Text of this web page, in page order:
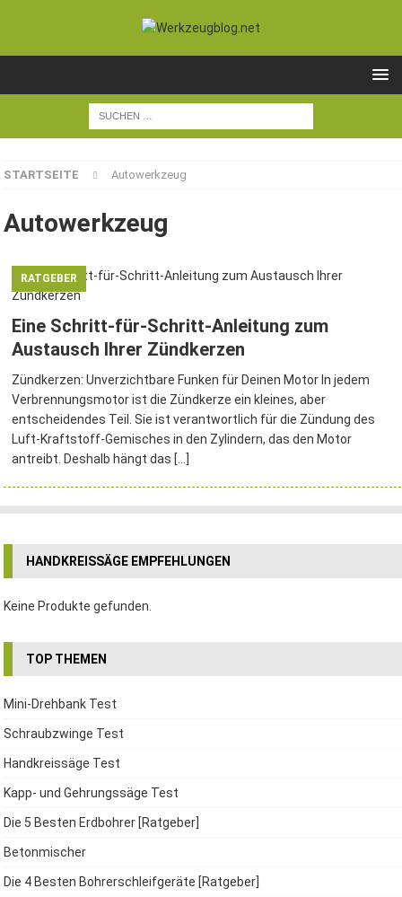
STARTSEITE Autowerkzeug
Autowerkzeug
RATGEBER
Eine Schritt-für-Schritt-Anleitung zum
Austausch Ihrer Zündkerzen
Zündkerzen: Unverzichtbare Funken für Deinen Motor In jedem
Verbrennungsmotor ist die Zündkerze ein kleines, aber
entscheidendes Teil. Sie ist verantwortlich für die Zündung des
Luft-Kraftstoff-Gemisches in den Zylindern, das den Motor
antreibt. Deshalb hängt das […]
HANDKREISSÄGE EMPFEHLUNGEN
Keine Produkte gefunden.
TOP THEMEN
Mini-Drehbank Test
Schraubzwinge Test
Handkreissäge Test
Kapp- und Gehrungssäge Test
Die 5 Besten Erdbohrer [Ratgeber]
Betonmischer
Die 4 Besten Bohrerschleifgeräte [Ratgeber]